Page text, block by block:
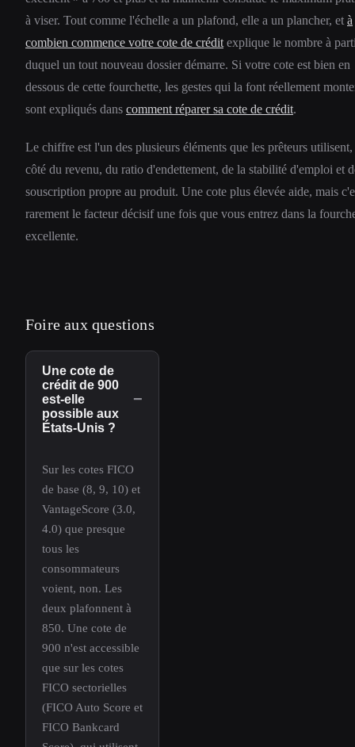
à viser. Tout comme l'échelle a un plafond, elle a un plancher, et à
combien commence votre cote de crédit explique le nombre à
duquel un tout nouveau dossier démarre. Si votre cote est bien en
dessous de cette fourchette, les gestes qui la font réellement
sont expliqués dans comment réparer sa cote de crédit.
Le chiffre est l'un des plusieurs éléments que les prêteurs utilisent,
côté du revenu, du ratio d'endettement, de la stabilité d'emploi et
souscription propre au produit. Une cote plus élevée aide, mais
rarement le facteur décisif une fois que vous entrez dans la
excellente.
Foire aux questions
Une cote de
crédit de 900
est-elle
possible aux
États-Unis ?
−
Sur les cotes FICO
de base (8, 9, 10) et
VantageScore (3.0,
4.0) que presque
tous les
consommateurs
voient, non. Les
deux plafonnent à
850. Une cote de
900 n'est accessible
que sur les cotes
FICO sectorielles
(FICO Auto Score et
FICO Bankcard